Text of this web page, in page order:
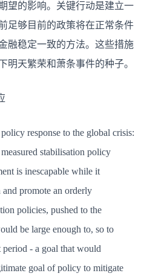
望的影响。关键行动是建立一
足够目前的政策将在正常条件
融稳定一致的方法。这些措施
明天繁荣和萧条事件的种子。
response to the global crisis:
stabilisation policy
is inescapable while it
promote an orderly
policies, pushed to the
be large enough to, so to
period - a goal that would
goal of policy to mitigate